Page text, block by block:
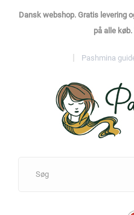
Dansk webshop. Gratis levering
på alle
Pashmina